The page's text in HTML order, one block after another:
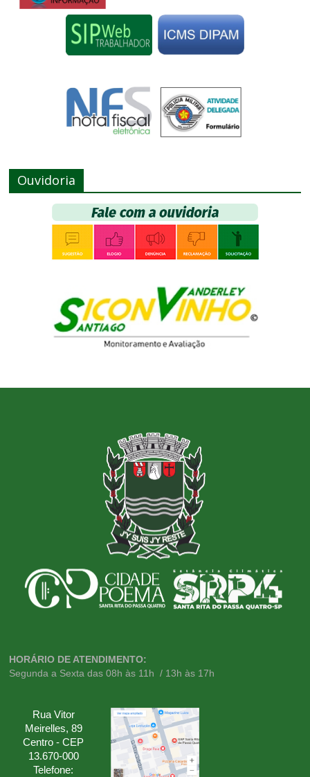
Ouvidoria
HORÁRIO DE ATENDIMENTO:
Segunda a Sexta das 08h às 11h / 13h às 17h
Rua Vitor
Meirelles, 89
Centro - CEP
13.670-000
Telefone: